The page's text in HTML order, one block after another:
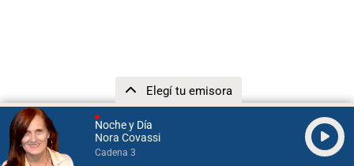
Noche y Día
Nora Covassi
Cadena 3
Elegí tu emisora